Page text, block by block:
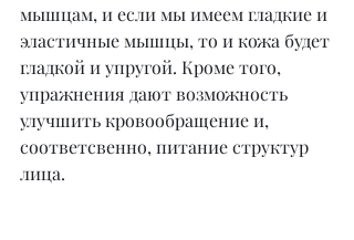
мышцам, и если мы имеем гладкие и
эластичные мышцы, то и кожа будет
гладкой и упругой. Кроме того,
упражнения дают возможность
улучшить кровообращение и,
соответсвенно, питание структур
лица.